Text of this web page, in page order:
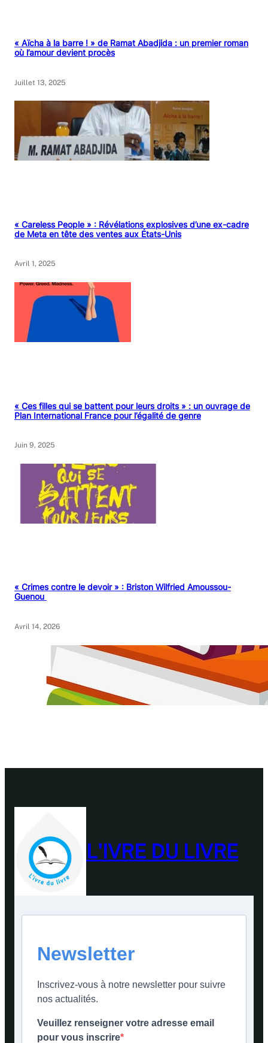
« Aïcha à la barre ! » de Ramat Abadjida : un premier roman
où l’amour devient procès
Juillet 13, 2025
« Careless People » : Révélations explosives d’une ex-cadre
de Meta en tête des ventes aux États-Unis
Avril 1, 2025
« Ces filles qui se battent pour leurs droits » : un ouvrage de
Plan International France pour l’égalité de genre
Juin 9, 2025
« Crimes contre le devoir » : Briston Wilfried Amoussou-
Guenou
Avril 14, 2026
L'IVRE DU LIVRE
Newsletter
Inscrivez-vous à notre newsletter pour suivre
nos actualités.
Veuillez renseigner votre adresse email
pour vous inscrire